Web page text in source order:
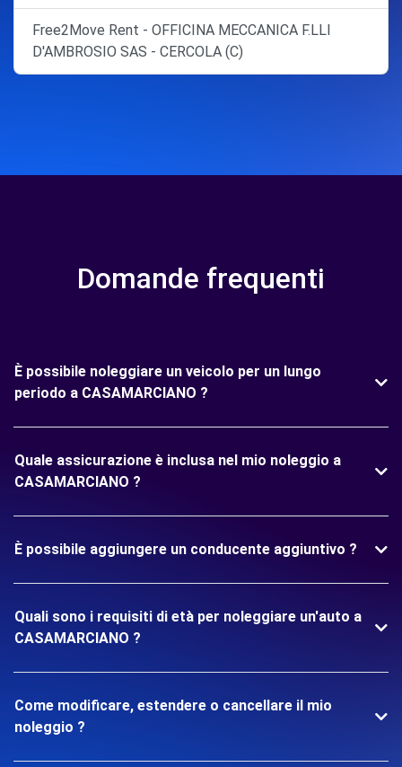
Free2Move Rent - OFFICINA MECCANICA F.LLI
D'AMBROSIO SAS - CERCOLA (C)
Domande frequenti
È possibile noleggiare un veicolo per un lungo
periodo a CASAMARCIANO ?
Quale assicurazione è inclusa nel mio noleggio a
CASAMARCIANO ?
È possibile aggiungere un conducente aggiuntivo ?
Quali sono i requisiti di età per noleggiare un'auto a
CASAMARCIANO ?
Come modificare, estendere o cancellare il mio
noleggio ?